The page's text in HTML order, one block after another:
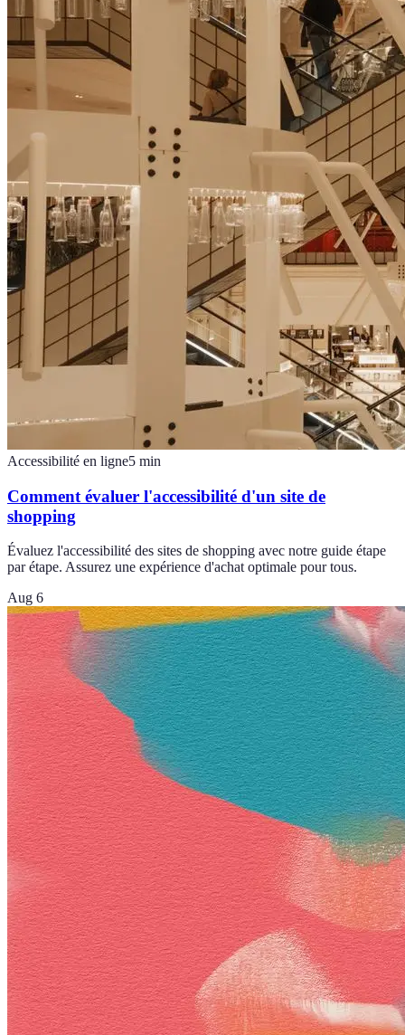
Accessibilité en ligne5 min
Comment évaluer l'accessibilité d'un site de
shopping
Évaluez l'accessibilité des sites de shopping avec notre guide étape
par étape. Assurez une expérience d'achat optimale pour tous.
Aug 6